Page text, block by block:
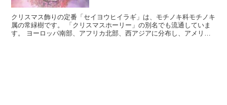
クリスマス飾りの定番「セイヨウヒイラギ」は、モチノキ科モチノキ
属の常緑樹です。 「クリスマスホーリー」の別名でも流通していま
す。 ヨーロッパ南部、アフリカ北部、西アジアに分布し、アメリカ